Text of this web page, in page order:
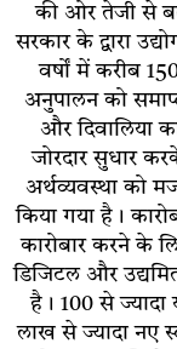
की ओर तेजी से
सरकार के द्वारा
वर्षों में करीब
अनुपालन को
और दिवालिया
जोरदार सुधार
अर्थव्यवस्था को
किया गया है।
कारोबार करने के
डिजिटल और
है। 100 से
लाख से ज्यादा नए